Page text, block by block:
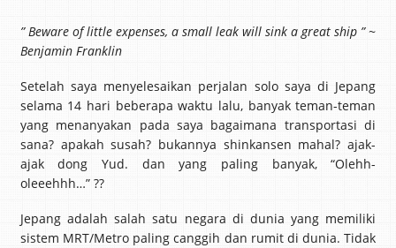
” Beware of little expenses, a small leak will sink a great ship ” ~
Benjamin Franklin
Setelah saya menyelesaikan perjalan solo saya di Jepang
selama 14 hari beberapa waktu lalu, banyak teman-teman
yang menanyakan pada saya bagaimana transportasi di
sana? apakah susah? bukannya shinkansen mahal? ajak-
ajak dong Yud. dan yang paling banyak, “Olehh-
oleeehhh…” ??
Jepang adalah salah satu negara di dunia yang memiliki
sistem MRT/Metro paling canggih dan rumit di dunia. Tidak